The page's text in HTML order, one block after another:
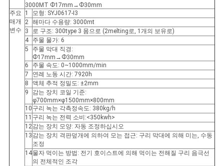
를
3000MT Ф17mm→Ф30mm
주요
매개
변수
1
모형: SYJ0617-I3
2 해마다 수용량: 3000mt
3
로 구조: 300type 3 몸으로 (2melting로, 1개의 보유로)
4
주물 물가: 6
5
주물 막대 직경:
Ф17mm→Ф30mm
6
주물 속도: 0~1000mm/min
7
연례 노동 시간: 7920h
8
액체 추적 정밀도: ±2mm
9
감는 장치 코일 기준:
φ700mm×φ1500mm×800mm
10 구리 녹는 각측정속도: 380kg/h
11 구리 녹는 전력 소비:<350kwh>
12감는 장치 모양: 자동 조정하십시오
13 감는 장치 격판덮개에 의하여 모는 접근: 구리 막대에 의해 미는, 수동
조정
14물자 먹이는 방법: 전기 호이스트에 의해 먹이는 전해질 구리 음극선
의 전체적인 조각